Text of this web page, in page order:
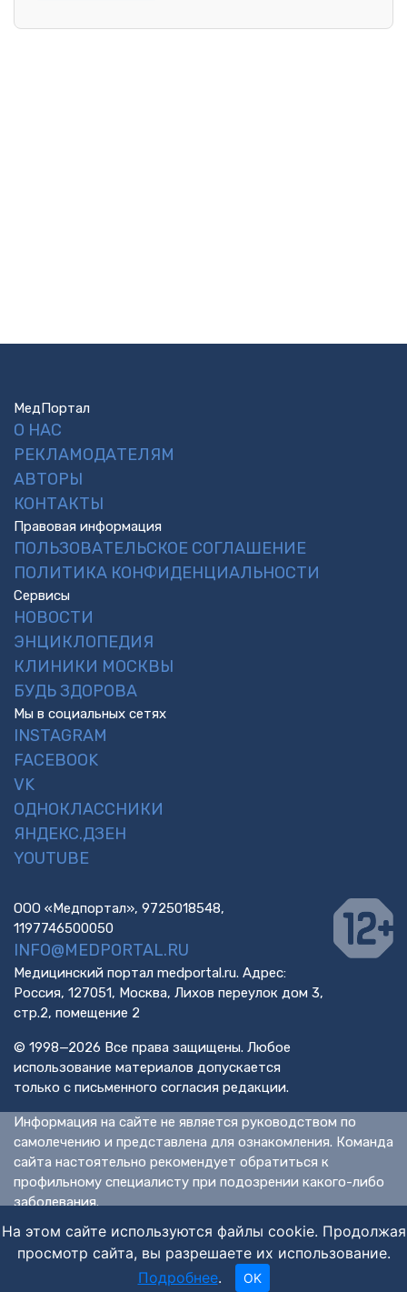
МедПортал
О НАС
РЕКЛАМОДАТЕЛЯМ
АВТОРЫ
КОНТАКТЫ
Правовая информация
ПОЛЬЗОВАТЕЛЬСКОЕ СОГЛАШЕНИЕ
ПОЛИТИКА КОНФИДЕНЦИАЛЬНОСТИ
Сервисы
НОВОСТИ
ЭНЦИКЛОПЕДИЯ
КЛИНИКИ МОСКВЫ
БУДЬ ЗДОРОВА
Мы в социальных сетях
INSTAGRAM
FACEBOOK
VK
ОДНОКЛАССНИКИ
ЯНДЕКС.ДЗЕН
YOUTUBE
ООО «Медпортал», 9725018548,
1197746500050
INFO@MEDPORTAL.RU
Медицинский портал medportal.ru. Адрес:
Россия, 127051, Москва, Лихов переулок дом 3,
стр.2, помещение 2
© 1998—2026 Все права защищены. Любое
использование материалов допускается
только с письменного согласия редакции.
Информация на сайте не является руководством по
самолечению и представлена для ознакомления. Команда
сайта настоятельно рекомендует обратиться к
профильному специалисту при подозрении какого-либо
заболевания.
ИМЕЮТСЯ ПРОТИВОПОКАЗАНИЯ. НЕОБХОДИМА
КОНСУЛЬТАЦИЯ СПЕЦИАЛИСТА.
На этом сайте используются файлы cookie. Продолжая
просмотр сайта, вы разрешаете их использование.
Подробнее. OK